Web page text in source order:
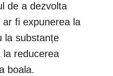
de a dezvolta
fi expunerea la
la substanțe
la reducerea
boala.